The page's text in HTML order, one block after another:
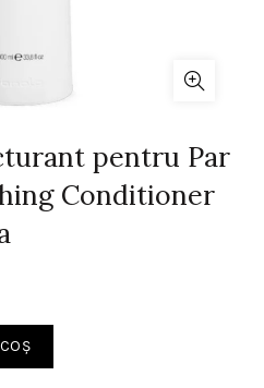
pentru Par
Conditioner
pentru Par Uscat -